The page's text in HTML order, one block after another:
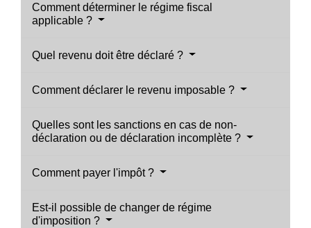
Comment déterminer le régime fiscal
applicable ?
Quel revenu doit être déclaré ?
Comment déclarer le revenu imposable ?
Quelles sont les sanctions en cas de non-
déclaration ou de déclaration incomplète ?
Comment payer l'impôt ?
Est-il possible de changer de régime
d'imposition ?